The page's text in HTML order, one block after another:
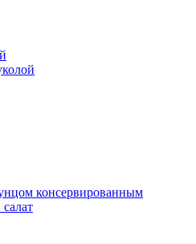
консервированным